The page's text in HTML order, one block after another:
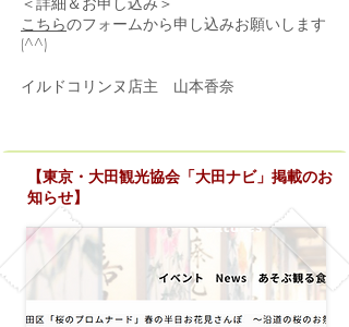
こちらのフォームから申し込みお願いします
(^^)
イルドコリンヌ店主 山本香奈
【東京・大田観光協会「大田ナビ」掲載のお
知らせ】